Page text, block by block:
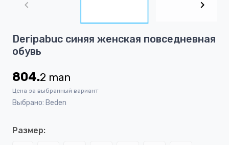
1
of
Deripabuc синяя женская повседневная
обувь
804.2 man
Цена за выбранный вариант
Выбрано: Beden
Размер: